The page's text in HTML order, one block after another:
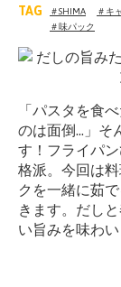
TAG ＃SHIMA ＃キ
＃味パック
「パスタを食
のは面倒…」そ
す！フライパ
格派。今回は
クを一緒に茹
きます。だし
い旨みを味わい